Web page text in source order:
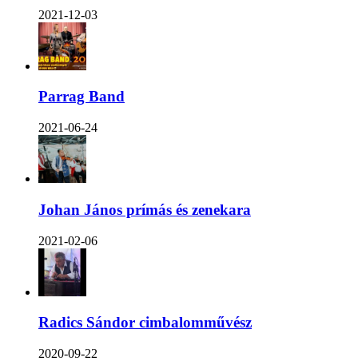
2021-12-03
Parrag Band
2021-06-24
Johan János prímás és zenekara
2021-02-06
Radics Sándor cimbalomművész
2020-09-22